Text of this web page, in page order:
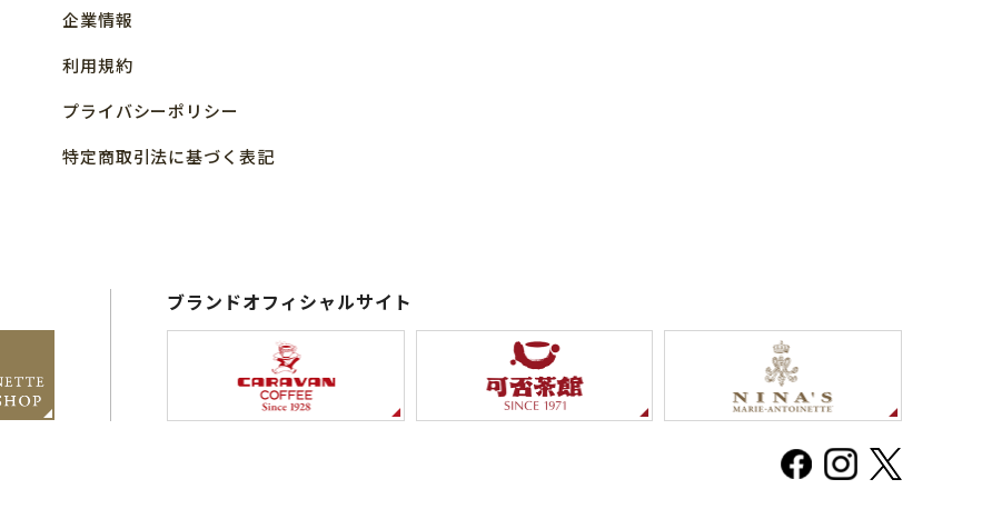
企業情報
利用規約
プライバシーポリシー
特定商取引法に基づく表記
ブランドオフィシャルサイト